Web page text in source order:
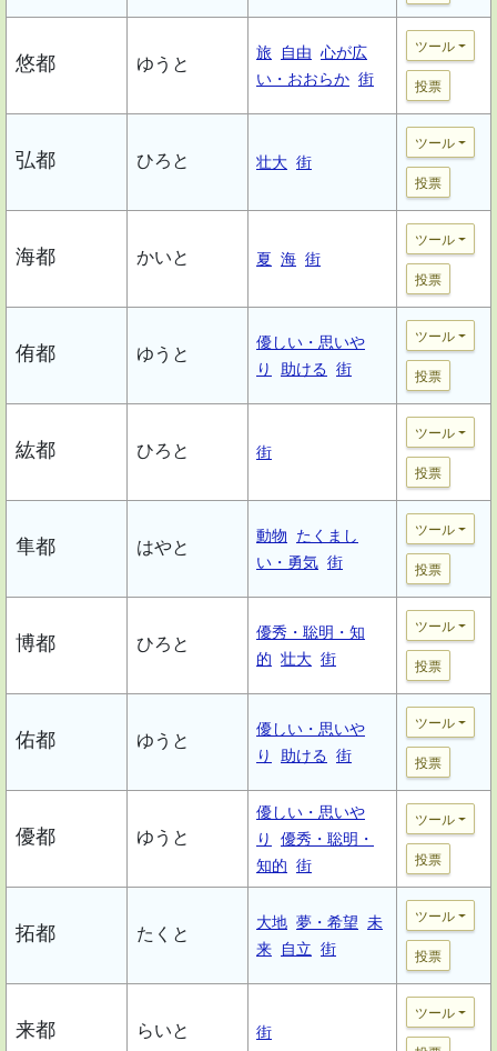
悠都 ゆうと
旅 自由 心が広
い・おおらか 街
ツール
投票
弘都 ひろと 壮大 街
ツール
投票
海都 かいと 夏 海 街
ツール
投票
侑都 ゆうと
優しい・思いや
り
助ける 街
ツール
投票
紘都 ひろと 街
ツール
投票
隼都 はやと
動物
たくまし
い・勇気 街
ツール
投票
博都 ひろと
優秀・聡明・知
的 壮大 街
ツール
投票
佑都 ゆうと
優しい・思いや
り
助ける 街
ツール
投票
優都 ゆうと
優しい・思いや
り
優秀・聡明・
知的 街
ツール
投票
拓都 たくと
大地 夢・希望 未
来
自立 街
ツール
投票
来都 らいと 街
ツール